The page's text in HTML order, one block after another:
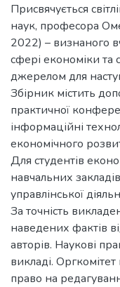
Присвячується
наук, професора
2022) – визнаного
сфері економіки та
джерелом для
Збірник містить
практичної
інформаційні
економічного
Для студентів
навчальних
управлінської
За точність
наведених фактів
авторів. Наукові
викладі.
право на